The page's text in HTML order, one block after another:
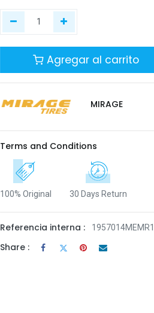
Agregar al carrito
MIRAGE
Terms and Conditions
100% Original 30 Days Return
Referencia interna :
Share :